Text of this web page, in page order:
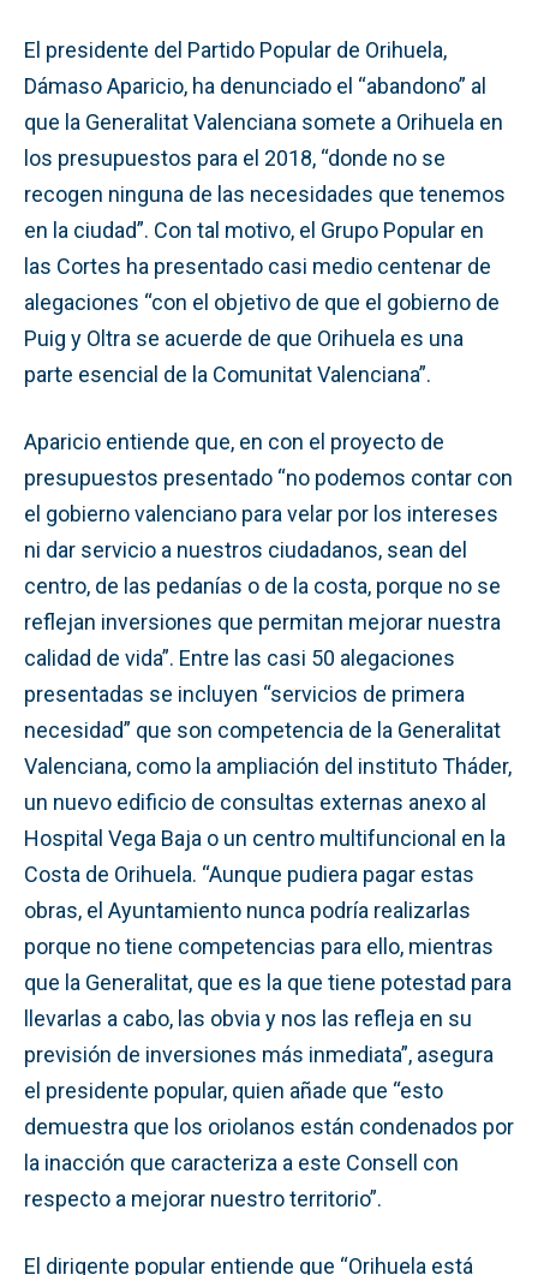
El presidente del Partido Popular de Orihuela,
Dámaso Aparicio, ha denunciado el “abandono” al
que la Generalitat Valenciana somete a Orihuela en
los presupuestos para el 2018, “donde no se
recogen ninguna de las necesidades que tenemos
en la ciudad”. Con tal motivo, el Grupo Popular en
las Cortes ha presentado casi medio centenar de
alegaciones “con el objetivo de que el gobierno de
Puig y Oltra se acuerde de que Orihuela es una
parte esencial de la Comunitat Valenciana”.
Aparicio entiende que, en con el proyecto de
presupuestos presentado “no podemos contar con
el gobierno valenciano para velar por los intereses
ni dar servicio a nuestros ciudadanos, sean del
centro, de las pedanías o de la costa, porque no se
reflejan inversiones que permitan mejorar nuestra
calidad de vida”. Entre las casi 50 alegaciones
presentadas se incluyen “servicios de primera
necesidad” que son competencia de la Generalitat
Valenciana, como la ampliación del instituto Tháder,
un nuevo edificio de consultas externas anexo al
Hospital Vega Baja o un centro multifuncional en la
Costa de Orihuela. “Aunque pudiera pagar estas
obras, el Ayuntamiento nunca podría realizarlas
porque no tiene competencias para ello, mientras
que la Generalitat, que es la que tiene potestad para
llevarlas a cabo, las obvia y nos las refleja en su
previsión de inversiones más inmediata”, asegura
el presidente popular, quien añade que “esto
demuestra que los oriolanos están condenados por
la inacción que caracteriza a este Consell con
respecto a mejorar nuestro territorio”.
El dirigente popular entiende que “Orihuela está